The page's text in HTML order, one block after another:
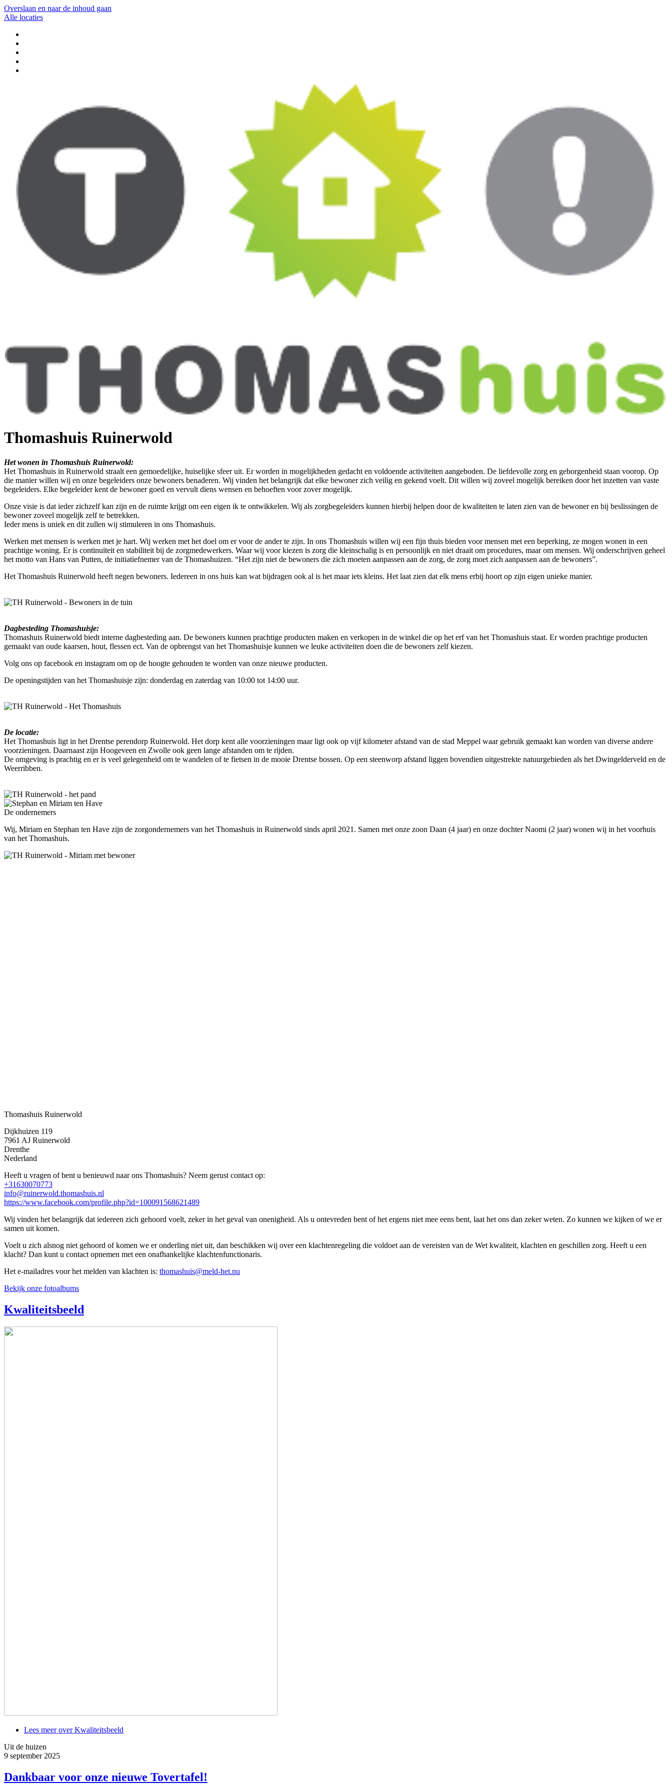
Overslaan en naar de inhoud gaan
Alle locaties
Thomashuis Ruinerwold
Het wonen in Thomashuis Ruinerwold:
Het Thomashuis in Ruinerwold straalt een gemoedelijke, huiselijke sfeer uit. Er worden in mogelijkheden gedacht en voldoende activiteiten aangeboden. De liefdevolle zorg en geborgenheid staan voorop. Op
die manier willen wij en onze begeleiders onze bewoners benaderen. Wij vinden het belangrijk dat elke bewoner zich veilig en gekend voelt. Dit willen wij zoveel mogelijk bereiken door het inzetten van vaste
begeleiders. Elke begeleider kent de bewoner goed en vervult diens wensen en behoeften voor zover mogelijk.
Onze visie is dat ieder zichzelf kan zijn en de ruimte krijgt om een eigen ik te ontwikkelen. Wij als zorgbegeleiders kunnen hierbij helpen door de kwaliteiten te laten zien van de bewoner en bij beslissingen de
bewoner zoveel mogelijk zelf te betrekken.
Ieder mens is uniek en dit zullen wij stimuleren in ons Thomashuis.
Werken met mensen is werken met je hart. Wij werken met het doel om er voor de ander te zijn. In ons Thomashuis willen wij een fijn thuis bieden voor mensen met een beperking, ze mogen wonen in een
prachtige woning. Er is continuïteit en stabiliteit bij de zorgmedewerkers. Waar wij voor kiezen is zorg die kleinschalig is en persoonlijk en niet draait om procedures, maar om mensen. Wij onderschrijven geheel
het motto van Hans van Putten, de initiatiefnemer van de Thomashuizen. “Het zijn niet de bewoners die zich moeten aanpassen aan de zorg, de zorg moet zich aanpassen aan de bewoners”.
Het Thomashuis Ruinerwold heeft negen bewoners. Iedereen in ons huis kan wat bijdragen ook al is het maar iets kleins. Het laat zien dat elk mens erbij hoort op zijn eigen unieke manier.
Dagbesteding Thomashuisje:
Thomashuis Ruinerwold biedt interne dagbesteding aan. De bewoners kunnen prachtige producten maken en verkopen in de winkel die op het erf van het Thomashuis staat. Er worden prachtige producten
gemaakt van oude kaarsen, hout, flessen ect. Van de opbrengst van het Thomashuisje kunnen we leuke activiteiten doen die de bewoners zelf kiezen.
Volg ons op facebook en instagram om op de hoogte gehouden te worden van onze nieuwe producten.
De openingstijden van het Thomashuisje zijn: donderdag en zaterdag van 10:00 tot 14:00 uur.
De locatie:
Het Thomashuis ligt in het Drentse perendorp Ruinerwold. Het dorp kent alle voorzieningen maar ligt ook op vijf kilometer afstand van de stad Meppel waar gebruik gemaakt kan worden van diverse andere
voorzieningen. Daarnaast zijn Hoogeveen en Zwolle ook geen lange afstanden om te rijden.
De omgeving is prachtig en er is veel gelegenheid om te wandelen of te fietsen in de mooie Drentse bossen. Op een steenworp afstand liggen bovendien uitgestrekte natuurgebieden als het Dwingelderveld en de
Weerribben.
De ondernemers
Wij, Miriam en Stephan ten Have zijn de zorgondernemers van het Thomashuis in Ruinerwold sinds april 2021. Samen met onze zoon Daan (4 jaar) en onze dochter Naomi (2 jaar) wonen wij in het voorhuis
van het Thomashuis.
Thomashuis Ruinerwold
Dijkhuizen 119
7961 AJ Ruinerwold
Drenthe
Nederland
Heeft u vragen of bent u benieuwd naar ons Thomashuis? Neem gerust contact op:
+31630070773
info@ruinerwold.thomashuis.nl
https://www.facebook.com/profile.php?id=100091568621489
Wij vinden het belangrijk dat iedereen zich gehoord voelt, zeker in het geval van onenigheid. Als u ontevreden bent of het ergens niet mee eens bent, laat het ons dan zeker weten. Zo kunnen we kijken of we er
samen uit komen.
Voelt u zich alsnog niet gehoord of komen we er onderling niet uit, dan beschikken wij over een klachtenregeling die voldoet aan de vereisten van de Wet kwaliteit, klachten en geschillen zorg. Heeft u een
klacht? Dan kunt u contact opnemen met een onafhankelijke klachtenfunctionaris.
Het e-mailadres voor het melden van klachten is: thomashuis@meld-het.nu
Bekijk onze fotoalbums
Kwaliteitsbeeld
Lees meerover Kwaliteitsbeeld
Uit de huizen
9 september 2025
Dankbaar voor onze nieuwe Tovertafel!